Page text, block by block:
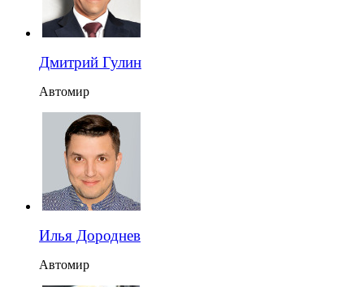
Дмитрий Гулин
Автомир
Илья Дороднев
Автомир